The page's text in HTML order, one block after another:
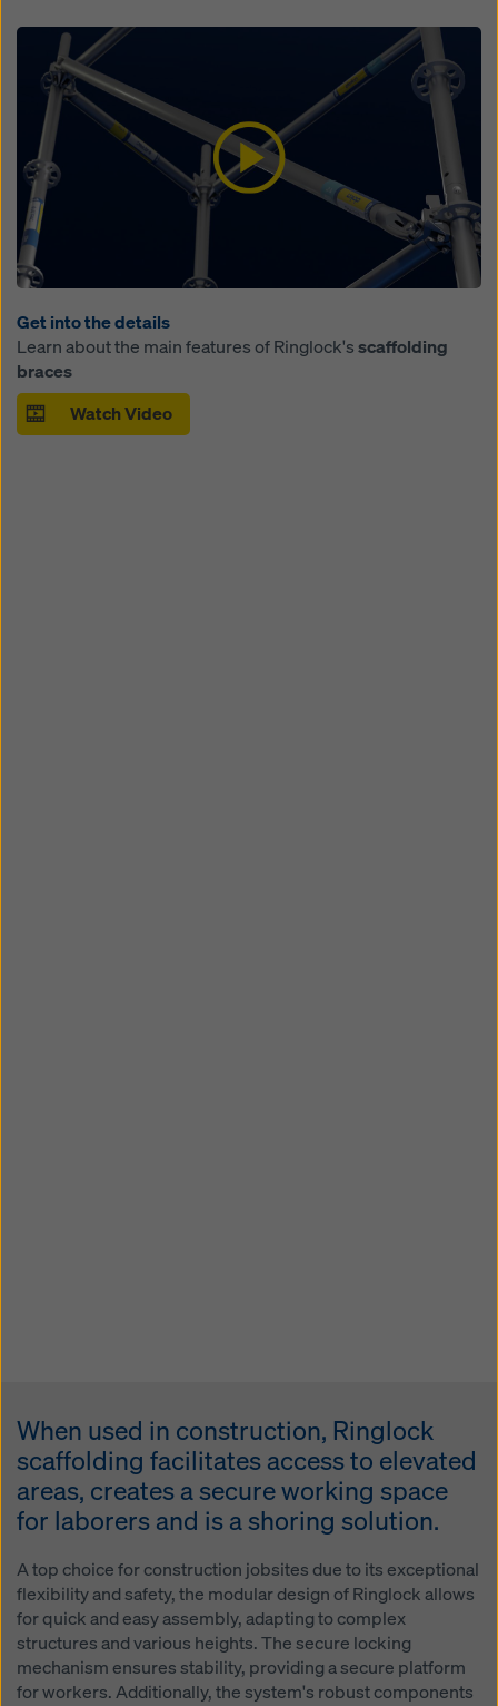
Open
Get into the details
Learn about the main features of Ringlock'sscaffolding
braces
Watch Video
When used in construction, Ringlock
scaffolding facilitates access to elevated
areas, creates a secure working space
for laborers and is a shoring solution.
A top choice for construction jobsites due to its exceptional
flexibility and safety, the modular design of Ringlock allows
for quick and easy assembly, adapting to complex
structures and various heights. The secure locking
mechanism ensures stability, providing a secure platform
for workers. Additionally, the system's robust components